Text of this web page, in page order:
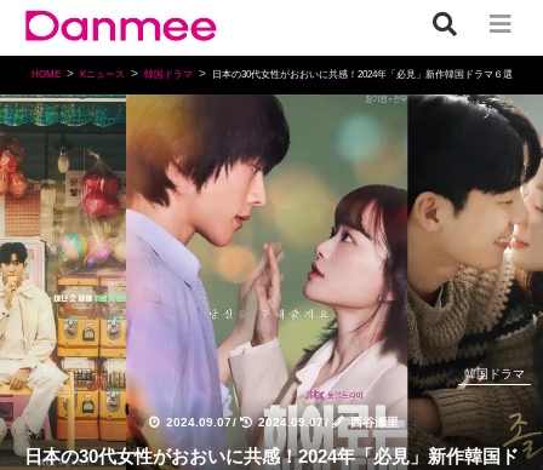
HOME Kニュース 韓国ドラマ 日本の30代女性がおおいに共感！2024年「必見」新作韓国ドラマ６選
2024.09.07/ 2024.09.07/ 西谷瀬里
韓国ドラマ
日本の30代女性がおおいに共感！2024年「必見」新作韓国ド